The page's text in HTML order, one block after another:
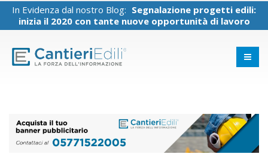
In Evidenza dal nostro Blog: Segnalazione progetti edili:
inizia il 2020 con tante nuove opportunità di lavoro
Ristrutturare con amore: la casa
che ti rispecchia.